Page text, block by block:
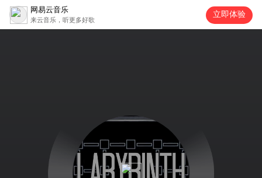
网易云音乐
来云音乐，听更多好歌
立即体验